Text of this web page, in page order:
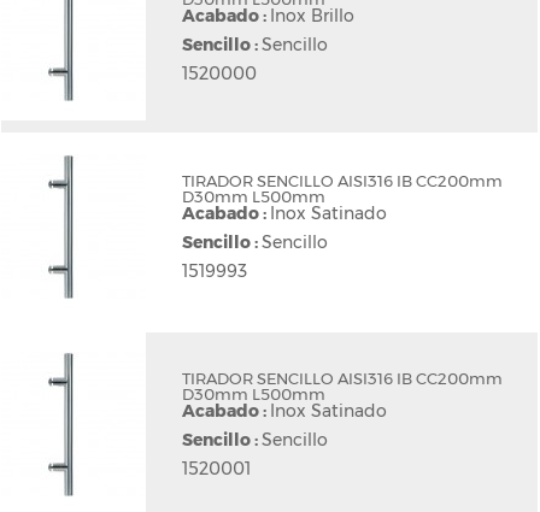
Acabado : Inox Brillo
Sencillo :Sencillo
1520000
TIRADOR SENCILLO AISI316 IB CC200mm
D30mm L500mm
Acabado : Inox Satinado
Sencillo :Sencillo
1519993
TIRADOR SENCILLO AISI316 IB CC200mm
D30mm L500mm
Acabado : Inox Satinado
Sencillo :Sencillo
1520001